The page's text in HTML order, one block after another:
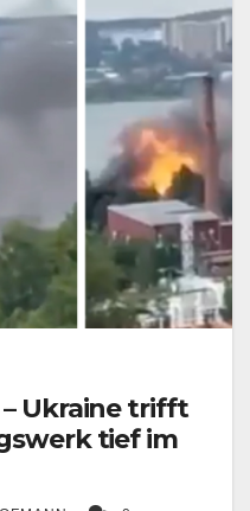
Ukraine trifft
tief im